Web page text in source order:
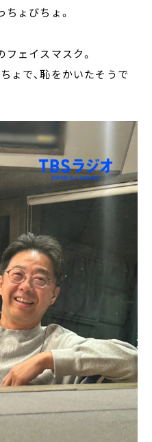
ょびちょ。
ェイスマスク。
ょで、恥をかいたそうで